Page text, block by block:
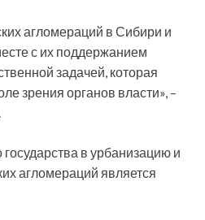
агломераций в Сибири и
с их поддержанием
задачей, которая
зрения органов власти», –
в урбанизацию и
агломераций является